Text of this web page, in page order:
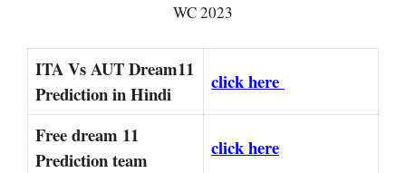
WC 2023
ITA Vs AUT Dream11
Prediction in Hindi
click here
Free dream 11
Prediction team
click here